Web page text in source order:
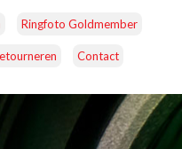
Ringfoto Goldmember
Contact